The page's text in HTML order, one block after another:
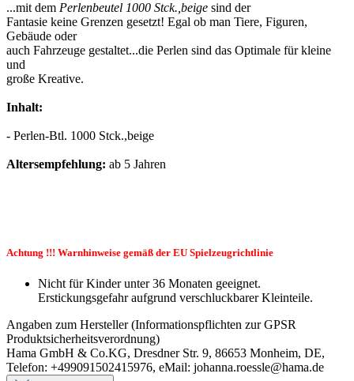
...mit dem Perlenbeutel 1000 Stck.,beige sind der
Fantasie keine Grenzen gesetzt! Egal ob man Tiere, Figuren,
Gebäude oder
auch Fahrzeuge gestaltet...die Perlen sind das Optimale für kleine
und
große Kreative.
Inhalt:
- Perlen-Btl. 1000 Stck.,beige
Altersempfehlung: ab 5 Jahren
Achtung !!! Warnhinweise gemäß der EU Spielzeugrichtlinie
Nicht für Kinder unter 36 Monaten geeignet.
Erstickungsgefahr aufgrund verschluckbarer Kleinteile.
Angaben zum Hersteller (Informationspflichten zur GPSR
Produktsicherheitsverordnung)
Hama GmbH & Co.KG, Dresdner Str. 9, 86653 Monheim, DE,
Telefon: +499091502415976, eMail: johanna.roessle@hama.de